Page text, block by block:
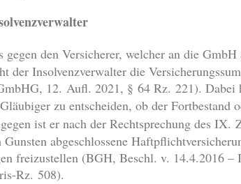
gegen den Versicherer, welcher an die
der Insolvenzverwalter die
12. Aufl. 2021, § 64 Rz. 221). Dabei
zu entscheiden, ob der Fortbestand
ist er nach der Rechtsprechung des IX.
abgeschlossene
freizustellen (BGH, Beschl. v. 14.4.2016
Rz. 508).